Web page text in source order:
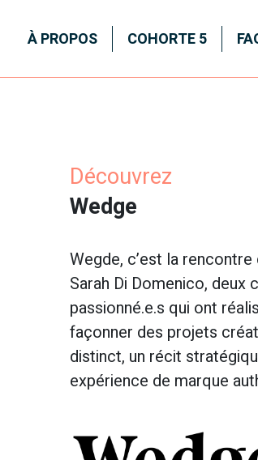
À PROPOS COHORTE 5
Découvrez
Wedge
Wegde, c’est la
Sarah Di Domenico, deux
passionné.e.s qui ont
façonner des projets
distinct, un récit
expérience de marque